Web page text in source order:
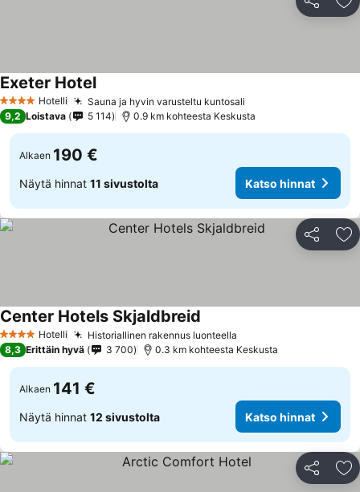
Jaa
4 Tähtiluokitus
Hotelli Sauna ja hyvin varusteltu kuntosali
Exeter Hotel
9,2 Loistava 5 114 0.9 km kohteesta Keskusta
Alkaen 190 €
Näytä hinnat 11 sivustolta Katso hinnat
Jaa
4 Tähtiluokitus
Hotelli Historiallinen rakennus luonteella
Center Hotels Skjaldbreid
8,3 Erittäin hyvä 3 700 0.3 km kohteesta Keskusta
Alkaen 141 €
Näytä hinnat 12 sivustolta Katso hinnat
Jaa